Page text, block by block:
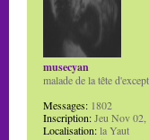
musecyan
malade de la tête
Messages: 1802
Inscription:Jeu Nov
Localisation:la Yaut